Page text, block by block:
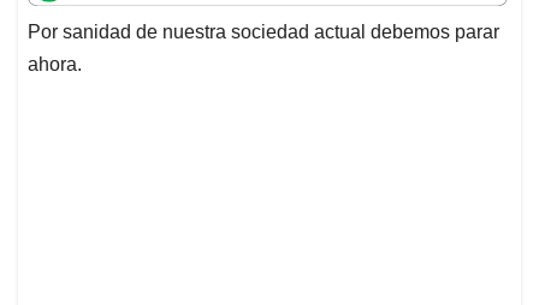
t
s
A
e
b
k
e
i
l
e
a
Por sanidad de nuestra sociedad actual debemos parar
ahora.